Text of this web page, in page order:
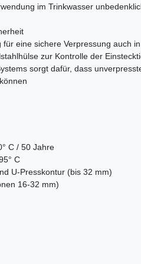
im Trinkwasser
eine sichere Verpressung auch
zur Kontrolle der
sorgt dafür, dass
C / 50 Jahre
C
U-Presskontur (bis 32 mm)
16-32 mm)